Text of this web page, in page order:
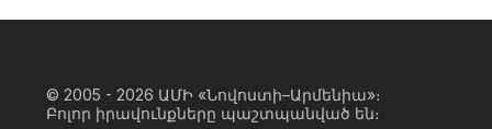
© 2005 - 2026 ԱՄԻ «Նովոստի–Արմենիա»։
Բոլոր իրավունքները պաշտպանված են։